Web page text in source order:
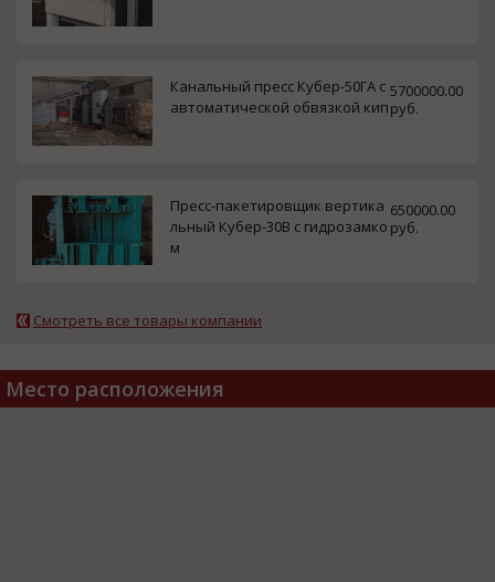
Канальный пресс Кубер-50ГА с
автоматической обвязкой кип
5700000.00
руб.
Пресс-пакетировщик вертика
льный Кубер-30В с гидрозамко
м
650000.00
руб.
Смотреть все товары компании
Место расположения